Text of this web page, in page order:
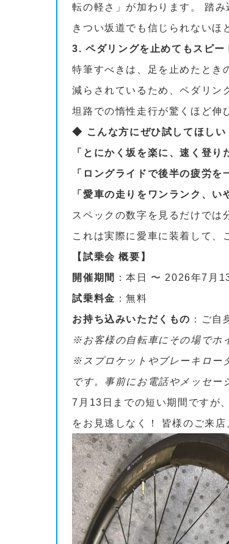
転の軽さ」が加わります。 踏
きつい坂道でも信じられないほ
3. ペダリングを止めてもスピー
特筆すべきは、足を止めたとき
減らされているため、ペダリン
坦路での惰性走行が驚くほど伸
◆ こんな方にぜひ試してほしい
「とにかく坂を楽に、速く登り
「ロングライドで後半の疲労を
「愛車の走りをワンランク、い
スペックの数字を見るだけでは
これは実際に愛車に装着して、
【試乗会 概要】
開催期間
：本日 〜 2026年7月
試乗料金 ：無料
お持ち込みいただくもの ：ご自
※お客様の自転車にその場でホ
※スプロケットやブレーキロー
です。事前にお電話やメッセー
7月13日までの短い期間ですが
をお見逃しなく！ 皆様のご来店